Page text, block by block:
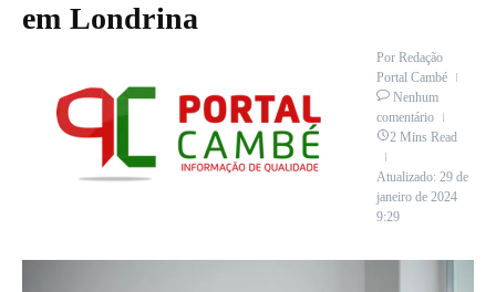
em Londrina
Por Redação
Portal Cambé
Nenhum
comentário
2 Mins Read
Atualizado: 29 de
janeiro de 2024
9:29